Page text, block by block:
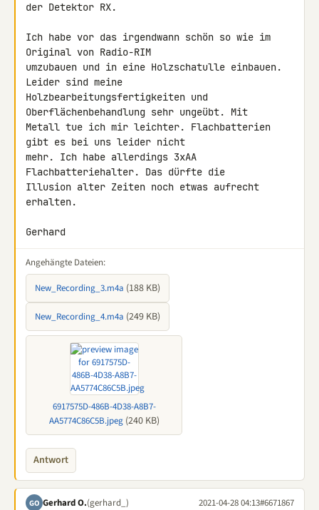
der Detektor RX.
Ich habe vor das irgendwann schön so wie im
Original von Radio-RIM
umzubauen und in eine Holzschatulle einbauen.
Leider sind meine
Holzbearbeitungsfertigkeiten und
Oberflächenbehandlung sehr ungeübt. Mit
Metall tue ich mir leichter. Flachbatterien
gibt es bei uns leider nicht
mehr. Ich habe allerdings 3xAA
Flachbatteriehalter. Das dürfte die
Illusion alter Zeiten noch etwas aufrecht
erhalten.
Gerhard
Angehängte Dateien:
New_Recording_3.m4a (188 KB)
New_Recording_4.m4a (249 KB)
6917575D-486B-4D38-A8B7-
AA5774C86C5B.jpeg(240 KB)
Antwort
GO Gerhard O.(gerhard_) 2021-04-28 04:13#6671867